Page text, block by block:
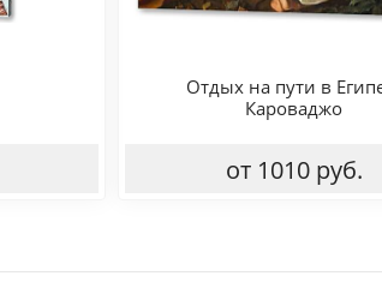
Отдых на пути в
Кароваджо
от 1010 руб.